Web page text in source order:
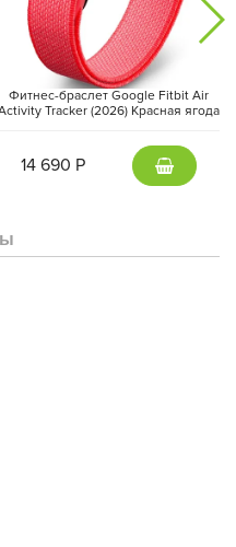
Фитнес-браслет Google Fitbit Air
Tracker (2026) Красная ягода
14 690 Р